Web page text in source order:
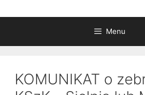
Menu
KOMUNIKAT o